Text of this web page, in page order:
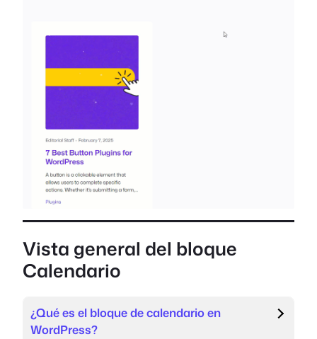
Vista general del bloque
Calendario
¿Qué es el bloque de calendario en
WordPress?